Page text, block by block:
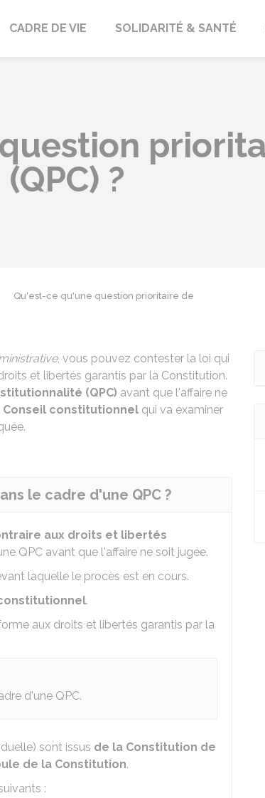
CADRE DE VIE SOLIDARITÉ & SANTÉ
?
Qu'est-ce qu'une question prioritaire de
, vous pouvez contester la loi qui
et libertés garantis par la Constitution.
(QPC) avant que l'affaire ne
Conseil constitutionnel qui va examiner
le cadre d'une QPC ?
aux droits et libertés
QPC avant que l'affaire ne soit jugée.
laquelle le procès est en cours.
.
aux droits et libertés garantis par la
d'une QPC.
sont issus de la Constitution de
de la Constitution.
: